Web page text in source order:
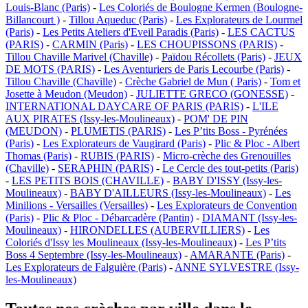
Louis-Blanc (Paris) - Les Coloriés de Boulogne Kermen (Boulogne-
Billancourt ) - Tillou Aqueduc (Paris) - Les Explorateurs de Lourmel
(Paris) - Les Petits Ateliers d'Eveil Paradis (Paris) - LES CACTUS
(PARIS) - CARMIN (Paris) - LES CHOUPISSONS (PARIS) -
Tillou Chaville Marivel (Chaville) - Païdou Récollets (Paris) - JEUX
DE MOTS (PARIS) - Les Aventuriers de Paris Lecourbe (Paris) -
Tillou Chaville (Chaville) - Crèche Gabriel de Mun ( Paris) - Tom et
Josette à Meudon (Meudon) - JULIETTE GRECO (GONESSE) -
INTERNATIONAL DAYCARE OF PARIS (PARIS) - L'ILE
AUX PIRATES (Issy-les-Moulineaux) - POM' DE PIN
(MEUDON) - PLUMETIS (PARIS) - Les P’tits Boss - Pyrénées
(Paris) - Les Explorateurs de Vaugirard (Paris) - Plic & Ploc - Albert
Thomas (Paris) - RUBIS (PARIS) - Micro-crèche des Grenouilles
(Chaville) - SERAPHIN (PARIS) - Le Cercle des tout-petits (Paris)
- LES PETITS BOIS (CHAVILLE) - BABY D'ISSY (Issy-les-
Moulineaux) - BABY D'AILLEURS (Issy-les-Moulineaux) - Les
Minilions - Versailles (Versailles) - Les Explorateurs de Convention
(Paris) - Plic & Ploc - Débarcadère (Pantin) - DIAMANT (Issy-les-
Moulineaux) - HIRONDELLES (AUBERVILLIERS) - Les
Coloriés d'Issy les Moulineaux (Issy-les-Moulineaux) - Les P’tits
Boss 4 Septembre (Issy-les-Moulineaux) - AMARANTE (Paris) -
Les Explorateurs de Falguière (Paris) - ANNE SYLVESTRE (Issy-
les-Moulineaux)